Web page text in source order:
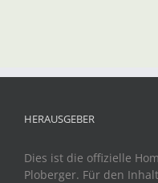
HERAUSGEBER
Dies ist die offizielle
Ploberger. Für den